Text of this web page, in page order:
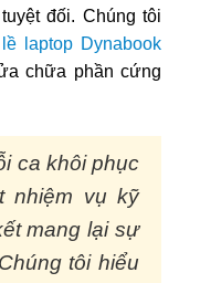
đối. Chúng tôi
laptop Dynabook
chữa phần cứng
ca khôi phục
nhiệm vụ kỹ
mang lại sự
tôi hiểu